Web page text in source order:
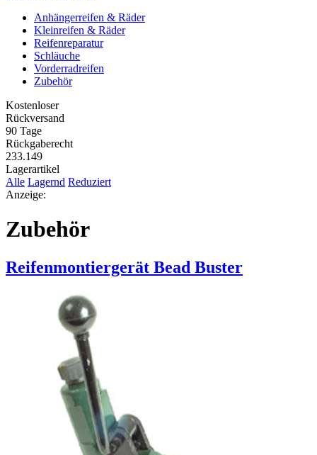
Anhängerreifen & Räder
Kleinreifen & Räder
Reifenreparatur
Schläuche
Vorderradreifen
Zubehör
Kostenloser
Rückversand
90 Tage
Rückgaberecht
233.149
Lagerartikel
Alle Lagernd Reduziert
Anzeige:
Zubehör
Reifenmontiergerät Bead Buster